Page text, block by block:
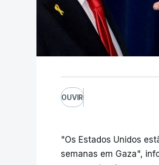
OUVIR
"Os Estados Unidos
semanas em Gaza",